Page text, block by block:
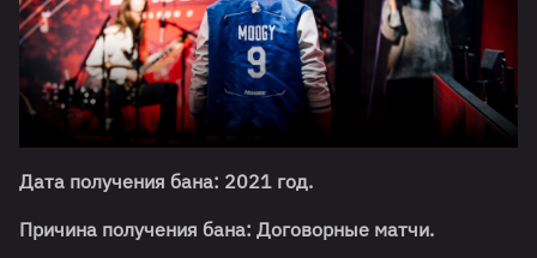
Дата получения бана: 2021 год.
Причина получения бана: Договорные матчи.